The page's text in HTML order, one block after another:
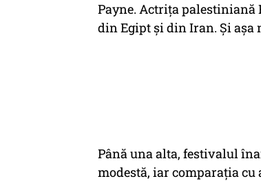
Payne. Actrița palestiniană
din Egipt și din Iran. Și așa
Până una alta, festivalul
modestă, iar comparația cu